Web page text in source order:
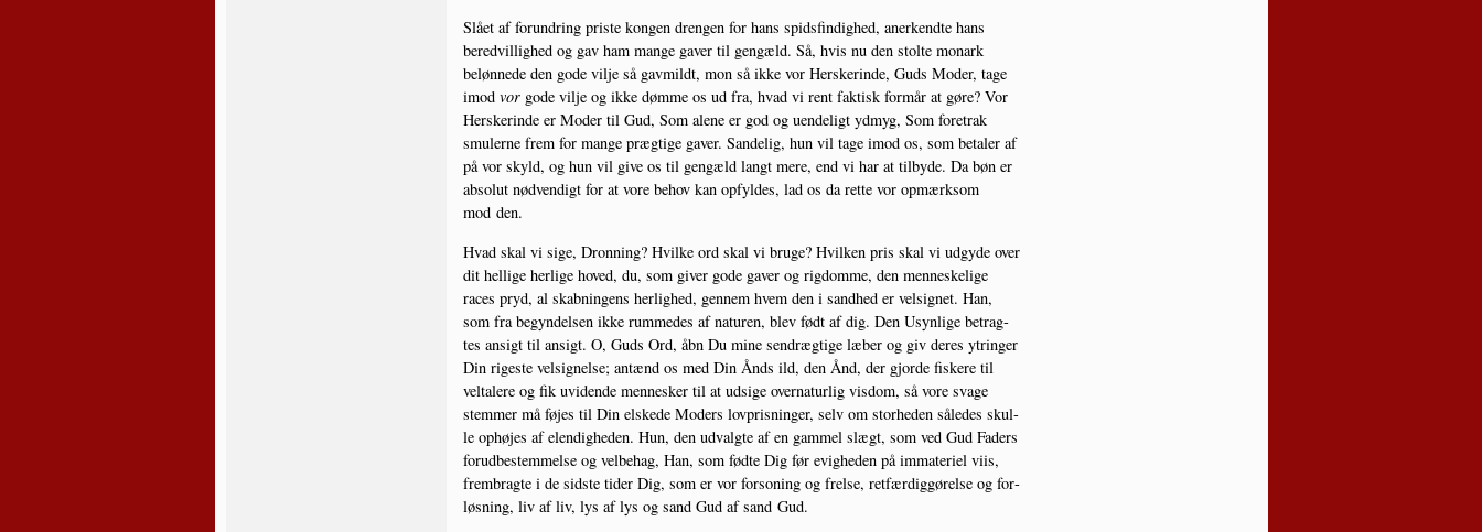
Slå­et af forun­dring pri­ste kon­gen dren­gen for hans spids­fin­dig­hed, aner­kend­te hans
bered­vil­lig­hed og gav ham man­ge gaver til gen­gæld. Så, hvis nu den stol­te monark
beløn­ne­de den gode vil­je så gav­mildt, mon så ikke vor Her­ske­rin­de, Guds Moder, tage
imod vor gode vil­je og ikke døm­me os ud fra, hvad vi rent fak­tisk for­mår at gøre? Vor
Her­ske­rin­de er Moder til Gud, Som ale­ne er god og uen­de­ligt ydmyg, Som fore­trak
smu­ler­ne frem for man­ge præg­ti­ge gaver. San­de­lig, hun vil tage imod os, som beta­ler af
på vor skyld, og hun vil give os til gen­gæld langt mere, end vi har at til­by­de. Da bøn er
abso­lut nød­ven­digt for at vore behov kan opfyl­des, lad os da ret­te vor opmærk­som
mod den.
Hvad skal vi sige, Dron­ning? Hvil­ke ord skal vi bru­ge? Hvil­ken pris skal vi udg­y­de over
dit hel­li­ge her­li­ge hoved, du, som giver gode gaver og rig­dom­me, den men­ne­ske­li­ge
races pryd, al skab­nin­gens her­lig­hed, gen­nem hvem den i sand­hed er vel­sig­net. Han,
som fra begyn­del­sen ikke rum­me­des af natu­ren, blev født af dig. Den Usyn­li­ge betrag­
tes ansigt til ansigt. O, Guds Ord, åbn Du mine sen­dræg­ti­ge læber og giv deres ytrin­ger
Din rige­ste vel­sig­nel­se; antænd os med Din Ånds ild, den Ånd, der gjor­de fiske­re til
vel­ta­le­re og fik uvi­den­de men­ne­sker til at udsi­ge over­na­tur­lig vis­dom, så vore sva­ge
stem­mer må føjes til Din elske­de Moders lov­pris­nin­ger, selv om stor­he­den såle­des skul­
le ophø­jes af elen­dig­he­den. Hun, den udvalg­te af en gam­mel slægt, som ved Gud Faders
for­ud­be­stem­mel­se og vel­be­hag, Han, som fød­te Dig før evig­he­den på imma­te­ri­el viis,
frem­brag­te i de sid­ste tider Dig, som er vor for­so­ning og frel­se, ret­fær­dig­gø­rel­se og for­
løs­ning, liv af liv, lys af lys og sand Gud af sand Gud.